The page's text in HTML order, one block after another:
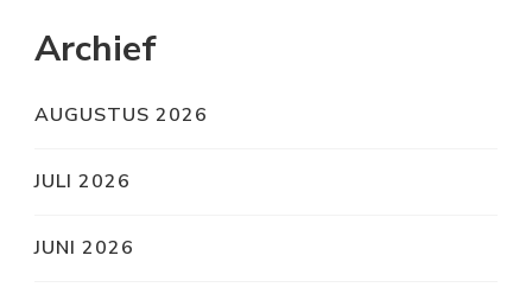
Archief
AUGUSTUS 2026
JULI 2026
JUNI 2026